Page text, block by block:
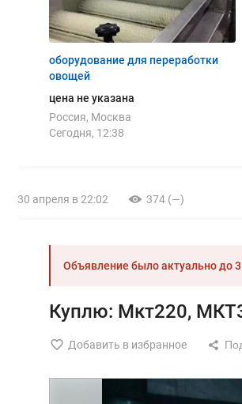
оборудование для переработки
овощей
цена не указана
Россия, Москва
Сегодня, 12:38
30 апреля в 22:02 374 (—)
Объявление было актуально до
Куплю: Мкт220,
Добавить в избранное